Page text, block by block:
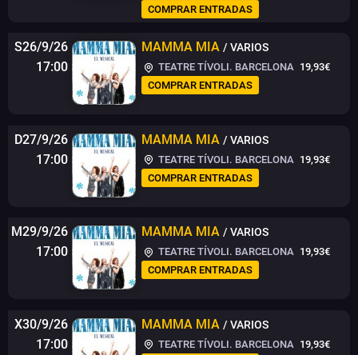
COMPRAR ENTRADAS
S26/9/26
17:00
MAMMA MIA / VARIOS
TEATRE TÍVOLI. BARCELONA 19,93€
COMPRAR ENTRADAS
D27/9/26
17:00
MAMMA MIA / VARIOS
TEATRE TÍVOLI. BARCELONA 19,93€
COMPRAR ENTRADAS
M29/9/26
17:00
MAMMA MIA / VARIOS
TEATRE TÍVOLI. BARCELONA 19,93€
COMPRAR ENTRADAS
X30/9/26
17:00
MAMMA MIA / VARIOS
TEATRE TÍVOLI. BARCELONA 19,93€